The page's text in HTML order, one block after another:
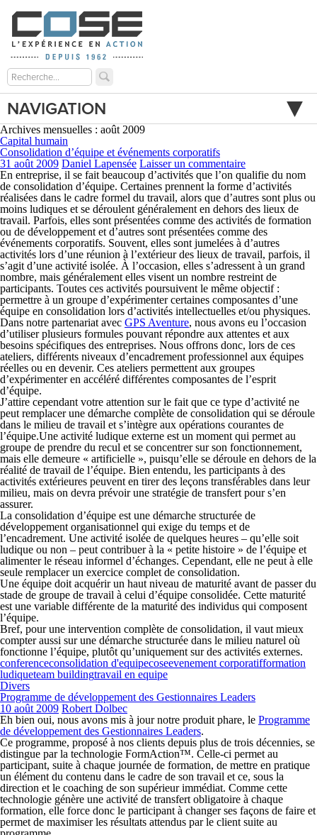
NAVIGATION
Archives mensuelles : août 2009
Capital humain
Consolidation d’équipe et événements corporatifs
31 août 2009 Daniel Lapensée Laisser un commentaire
En entreprise, il se fait beaucoup d’activités que l’on qualifie du nom
de consolidation d’équipe. Certaines prennent la forme d’activités
réalisées dans le cadre formel du travail, alors que d’autres sont plus ou
moins ludiques et se déroulent généralement en dehors des lieux de
travail. Parfois, elles sont présentées comme des activités de formation
ou de développement et d’autres sont présentées comme des
événements corporatifs. Souvent, elles sont jumelées à d’autres
activités lors d’une réunion à l’extérieur des lieux de travail, parfois, il
s’agit d’une activité isolée. À l’occasion, elles s’adressent à un grand
nombre, mais généralement elles visent un nombre restreint de
participants. Toutes ces activités poursuivent le même objectif :
permettre à un groupe d’expérimenter certaines composantes d’une
équipe en consolidation lors d’activités intellectuelles et/ou physiques.
Dans notre partenariat avec GPS Aventure, nous avons eu l’occasion
d’utiliser plusieurs formules pouvant répondre aux attentes et aux
besoins spécifiques des entreprises. Nous offrons donc, lors de ces
ateliers, différents niveaux d’encadrement professionnel aux équipes
réelles ou en devenir. Ces ateliers permettent aux groupes
d’expérimenter en accéléré différentes composantes de l’esprit
d’équipe.
J’attire cependant votre attention sur le fait que ce type d’activité ne
peut remplacer une démarche complète de consolidation qui se déroule
dans le milieu de travail et s’intègre aux opérations courantes de
l’équipe.Une activité ludique externe est un moment qui permet au
groupe de prendre du recul et se concentrer sur son fonctionnement,
mais elle demeure « artificielle », puisqu’elle se déroule en dehors de la
réalité de travail de l’équipe. Bien entendu, les participants à des
activités extérieures peuvent en tirer des leçons transférables dans leur
milieu, mais on devra prévoir une stratégie de transfert pour s’en
assurer.
La consolidation d’équipe est une démarche structurée de
développement organisationnel qui exige du temps et de
l’encadrement. Une activité isolée de quelques heures – qu’elle soit
ludique ou non – peut contribuer à la « petite histoire » de l’équipe et
alimenter le réseau informel d’échanges. Cependant, elle ne peut à elle
seule remplacer un exercice complet de consolidation.
Une équipe doit acquérir un haut niveau de maturité avant de passer du
stade de groupe de travail à celui d’équipe consolidée. Cette maturité
est une variable différente de la maturité des individus qui composent
l’équipe.
Bref, pour une intervention complète de consolidation, il vaut mieux
compter aussi sur une démarche structurée dans le milieu naturel où
fonctionne l’équipe, plutôt qu’uniquement sur des activités externes.
conferenceconsolidation d'equipecoseevenement corporatifformation
ludiqueteam buildingtravail en equipe
Divers
Programme de développement des Gestionnaires Leaders
10 août 2009 Robert Dolbec
Eh bien oui, nous avons mis à jour notre produit phare, le Programme
de développement des Gestionnaires Leaders.
Ce programme, proposé à nos clients depuis plus de trois décennies, se
distingue par la technologie FormAction™. Celle-ci permet au
participant, suite à chaque journée de formation, de mettre en pratique
un élément du contenu dans le cadre de son travail et ce, sous la
direction et le coaching de son supérieur immédiat. Comme cette
technologie génère une activité de transfert obligatoire à chaque
formation, elle force donc le participant à changer ses façons de faire et
permet de maximiser les résultats attendus par le client suite au